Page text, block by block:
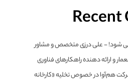
Recent
می شود! - علی درزی متخصص و مشاور
و ارائه دهنده راهکارهای فناوری
هم‌آوا در خصوص تخلیه «کارخانه